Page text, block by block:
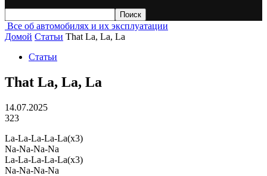
Все об автомобилях и их эксплуатации
Домой Статьи That La, La, La
Статьи
That La, La, La
14.07.2025
323
La-La-La-La-La(x3)
Na-Na-Na-Na
La-La-La-La-La(x3)
Na-Na-Na-Na